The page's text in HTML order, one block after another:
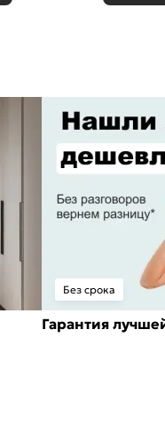
Без срока
Гарантия